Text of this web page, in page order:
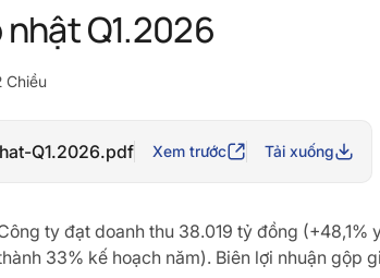
Q1.2026
Chiều
Q1.2026.pdf Xem trước Tải xuống
ty đạt doanh thu 38.019 tỷ đồng
33% kế hoạch năm). Biên lợi nhuận gộp